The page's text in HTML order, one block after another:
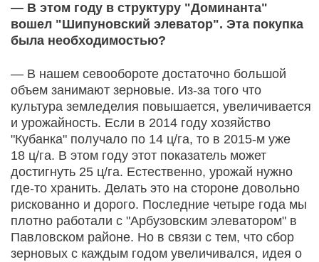
— В этом году в структуру "Доминанта"
вошел "Шипуновский элеватор". Эта покупка
была необходимостью?
— В нашем севообороте достаточно большой
объем занимают зерновые. Из-за того что
культура земледелия повышается, увеличивается
и урожайность. Если в 2014 году хозяйство
"Кубанка" получало по 14 ц/га, то в 2015-м уже
18 ц/га. В этом году этот показатель может
достигнуть 25 ц/га. Естественно, урожай нужно
где-то хранить. Делать это на стороне довольно
рискованно и дорого. Последние четыре года мы
плотно работали с "Арбузовским элеватором" в
Павловском районе. Но в связи с тем, что сбор
зерновых с каждым годом увеличивался, идея о